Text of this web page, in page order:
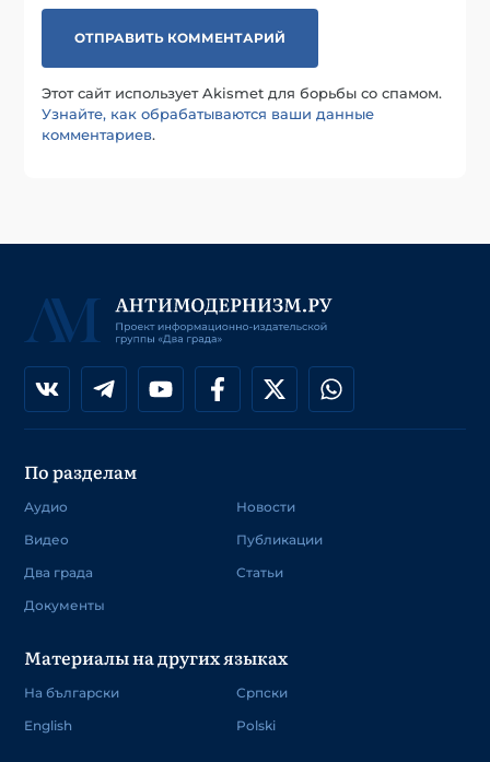
Этот сайт использует Akismet для борьбы со спамом.
Узнайте, как обрабатываются ваши данные
комментариев.
По разделам
Аудио
Видео
Два града
Документы
Новости
Публикации
Статьи
Материалы на других языках
На български
English
Српски
Polski